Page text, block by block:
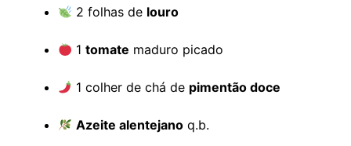
2 folhas de louro
1tomate maduro picado
1 colher de chá de pimentão doce
Azeite alentejano q.b.